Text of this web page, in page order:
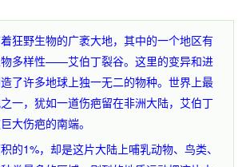
狂野生物的广袤大地，其中的一个地区有
多样性——艾伯丁裂谷。这里的变异和进
了许多地球上独一无二的物种。世界上最
一，犹如一道伤疤留在非洲大陆，艾伯丁
大伤疤的南端。
的1%，却是这片大陆上哺乳动物、鸟类、